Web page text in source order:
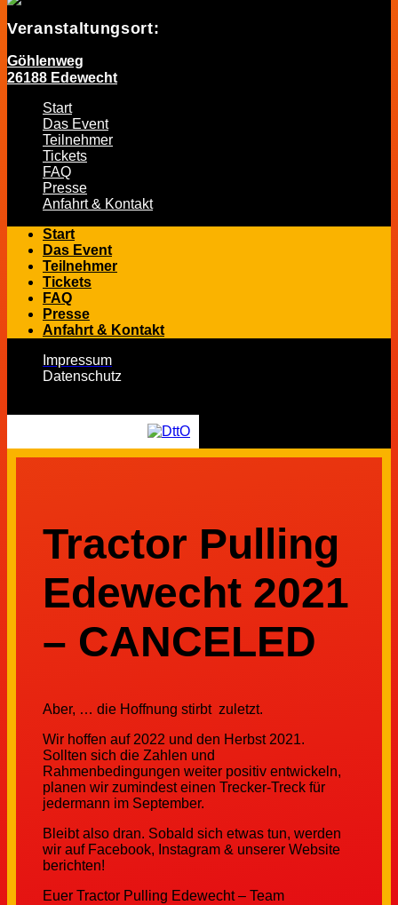
Veranstaltungsort:
Göhlenweg
26188 Edewecht
Start
Das Event
Teilnehmer
Tickets
FAQ
Presse
Anfahrt & Kontakt
Start
Das Event
Teilnehmer
Tickets
FAQ
Presse
Anfahrt & Kontakt
Impressum
Datenschutz
Tractor Pulling
Edewecht 2021
– CANCELED
Aber, … die Hoffnung stirbt zuletzt.
Wir hoffen auf 2022 und den Herbst 2021.
Sollten sich die Zahlen und
Rahmenbedingungen weiter positiv entwickeln,
planen wir zumindest einen Trecker-Treck für
jedermann im September.
Bleibt also dran. Sobald sich etwas tun, werden
wir auf Facebook, Instagram & unserer Website
berichten!
Euer Tractor Pulling Edewecht – Team